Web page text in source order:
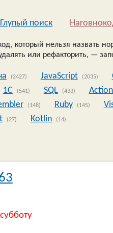
Глупый поиск
который нельзя назвать
или рефакторить, —
(2427) JavaScript (2035)
1C (541) SQL (433)
(148) Ruby (145)
(27) Kotlin (14)